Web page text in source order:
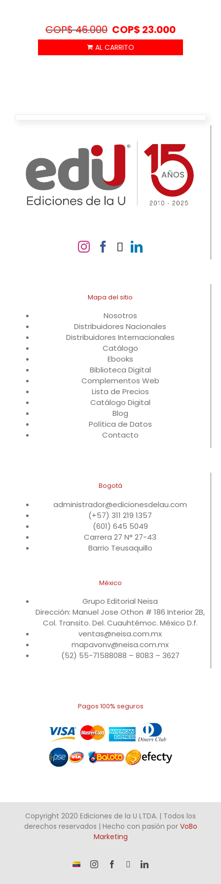
COP$46.000 COP$ 23.000
Mapa del sitio
Nosotros
Distribuidores Nacionales
Distribuidores Internacionales
Catálogo
Ebooks
Biblioteca Digital
Complementos Web
Lista de Precios
Catálogo Digital
Blog
Política de Datos
Contacto
Bogotá
administrador@edicionesdelau.com
(+57) 311 219 1357
(601) 645 5049
Carrera 27 N° 27-43
Barrio Teusaquillo
México
Grupo Editorial Neisa
Dirección: Manuel Jose Othon # 186 Interior 2B,
Col. Transito. Del. Cuauhtémoc. México D.f.
ventas@neisa.com.mx
mapavonv@neisa.com.mx
(52) 55-71588088 – 8083 – 3627
Pagos 100% seguros
Copyright 2020 Ediciones de la U LTDA. | Todos los
derechos reservados | Hecho con pasión por VoBo
Marketing
¡Somos InstagramFacebook LinkedIn